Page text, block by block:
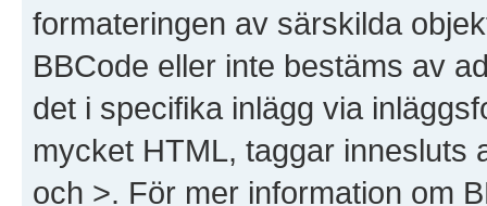
formateringen av särskilda
BBCode eller inte bestäms av
det i specifika inlägg via
mycket HTML, taggar innesluts
och >. För mer information om